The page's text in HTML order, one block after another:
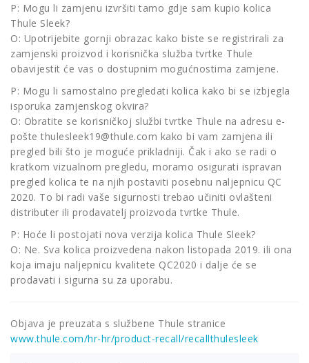
P: Mogu li zamjenu izvršiti tamo gdje sam kupio kolica
Thule Sleek?
O: Upotrijebite gornji obrazac kako biste se registrirali za
zamjenski proizvod i korisnička služba tvrtke Thule
obavijestit će vas o dostupnim mogućnostima zamjene.
P: Mogu li samostalno pregledati kolica kako bi se izbjegla
isporuka zamjenskog okvira?
O: Obratite se korisničkoj službi tvrtke Thule na adresu e-
pošte thulesleek19@thule.com kako bi vam zamjena ili
pregled bili što je moguće prikladniji. Čak i ako se radi o
kratkom vizualnom pregledu, moramo osigurati ispravan
pregled kolica te na njih postaviti posebnu naljepnicu QC
2020. To bi radi vaše sigurnosti trebao učiniti ovlašteni
distributer ili prodavatelj proizvoda tvrtke Thule.
P: Hoće li postojati nova verzija kolica Thule Sleek?
O: Ne. Sva kolica proizvedena nakon listopada 2019. ili ona
koja imaju naljepnicu kvalitete QC2020 i dalje će se
prodavati i sigurna su za uporabu.
Objava je preuzata s službene Thule stranice
www.thule.com/hr-hr/product-recall/recallthulesleek